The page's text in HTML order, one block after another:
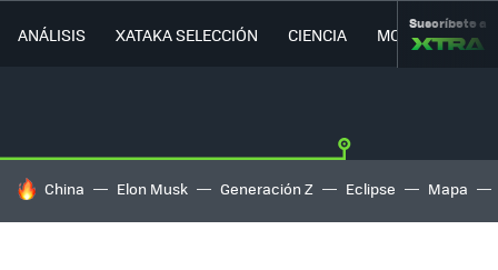
ANÁLISIS XATAKA SELECCIÓN CIENCIA MOVILIDAD
Suscríbete a
HOY SE HABLA DE
China Elon Musk Generación Z Eclipse Mapa